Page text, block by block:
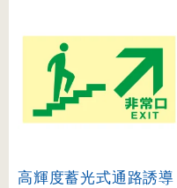
高輝度蓄光式通路誘導